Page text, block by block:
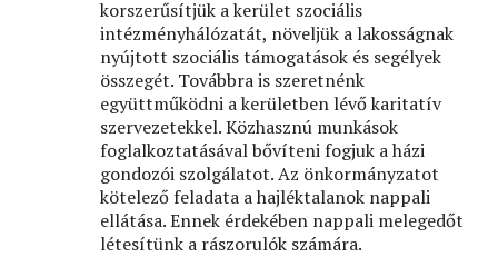
korszerűsítjük a kerület szociális
intézményhálózatát, növeljük a lakosságnak
nyújtott szociális támogatások és segélyek
összegét. Továbbra is szeretnénk
együttműködni a kerületben lévő karitatív
szervezetekkel. Közhasznú munkások
foglalkoztatásával bővíteni fogjuk a házi
gondozói szolgálatot. Az önkormányzatot
kötelező feladata a hajléktalanok nappali
ellátása. Ennek érdekében nappali melegedőt
létesítünk a rászorulók számára.